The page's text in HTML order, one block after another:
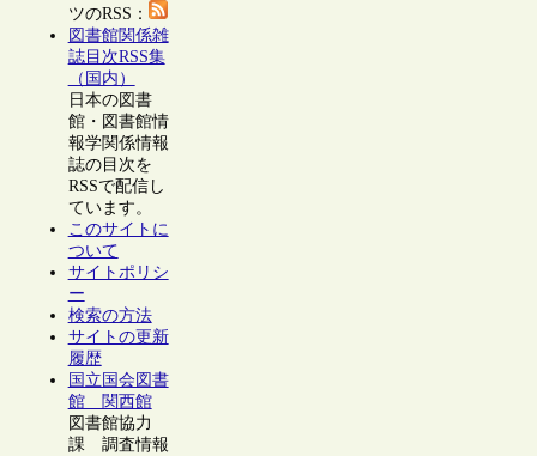
ツのRSS：
図書館関係雑
誌目次RSS集
（国内）
日本の図書
館・図書館情
報学関係情報
誌の目次を
RSSで配信し
ています。
このサイトに
ついて
サイトポリシ
ー
検索の方法
サイトの更新
履歴
国立国会図書
館 関西館
図書館協力
課 調査情報